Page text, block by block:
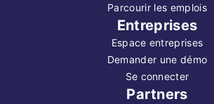
Parcourir les emplois
Entreprises
Espace entreprises
Demander une démo
Se connecter
Partners